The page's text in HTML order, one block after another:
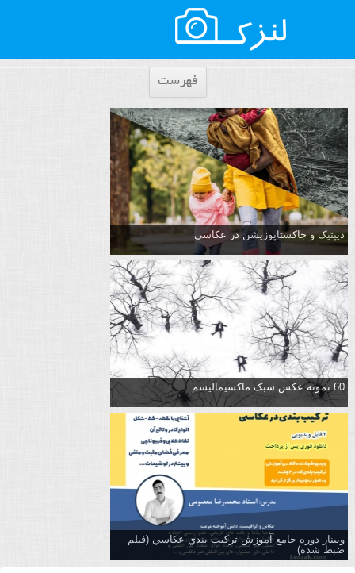
فهرست
دیپتیک و جاکستا‌پوزیشن در عکاسی
60 نمونه عکس سبک ماکسیمالیسم
وبینار دوره جامع آموزش تركيب بندي عكاسي (فیلم
ضبط شده)